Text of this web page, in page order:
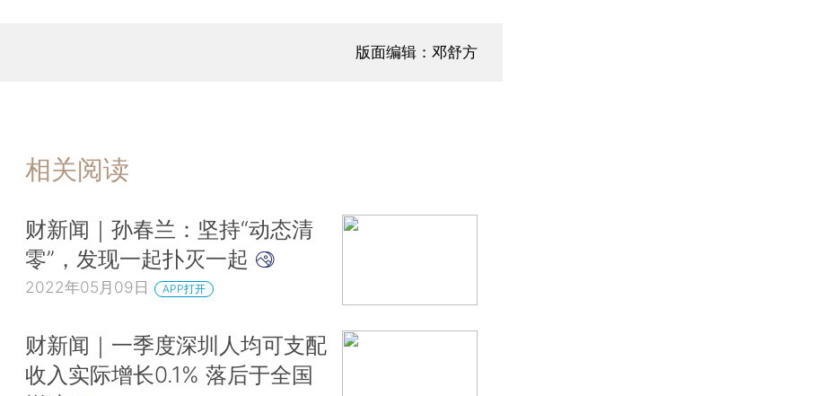
版面编辑：邓舒方
相关阅读
财新闻｜孙春兰：坚持“动态清
零”，发现一起扑灭一起
2022年05月09日 APP打开
财新闻｜一季度深圳人均可支配
收入实际增长0.1% 落后于全国